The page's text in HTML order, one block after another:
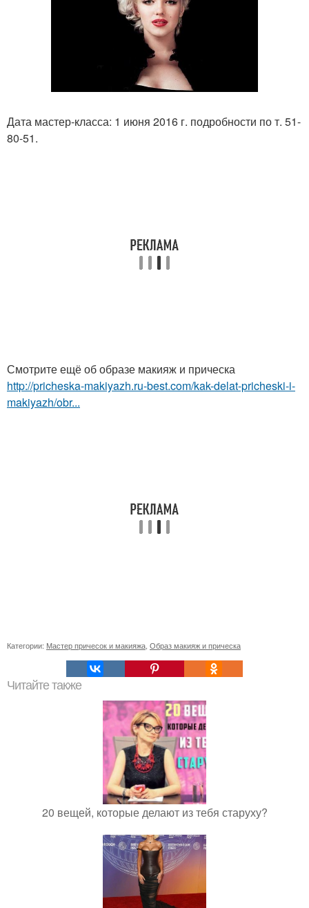
Дата мастер-класса: 1 июня 2016 г. подробности по т. 51-
80-51.
Смотрите ещё об образе макияж и прическа
http://pricheska-makiyazh.ru-best.com/kak-delat-pricheski-i-
makiyazh/obr...
Категории: Мастер причесок и макияжа Образ макияж и прическа
Читайте также
20 вещей, которые делают из тебя старуху?